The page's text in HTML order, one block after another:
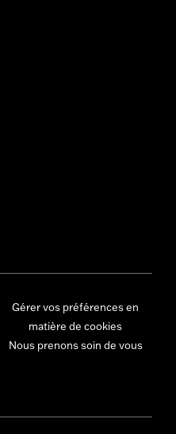
Gérer vos préférences en
matière de cookies
Nous prenons soin de vous